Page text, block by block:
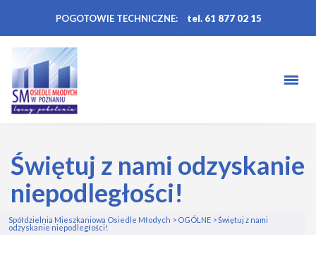
POGOTOWIE TECHNICZNE: tel. 61 877 02 15
Świętuj z nami odzyskanie
niepodległości!
Spółdzielnia Mieszkaniowa Osiedle Młodych > OGÓLNE >Świętuj z nami
odzyskanie niepodległości!